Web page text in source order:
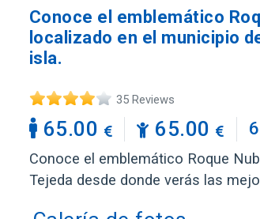
Conoce el emblemático
localizado en el municipio
isla.
35 Reviews
65.00 65.00
Conoce el emblemático Roque
Tejeda desde donde verás las